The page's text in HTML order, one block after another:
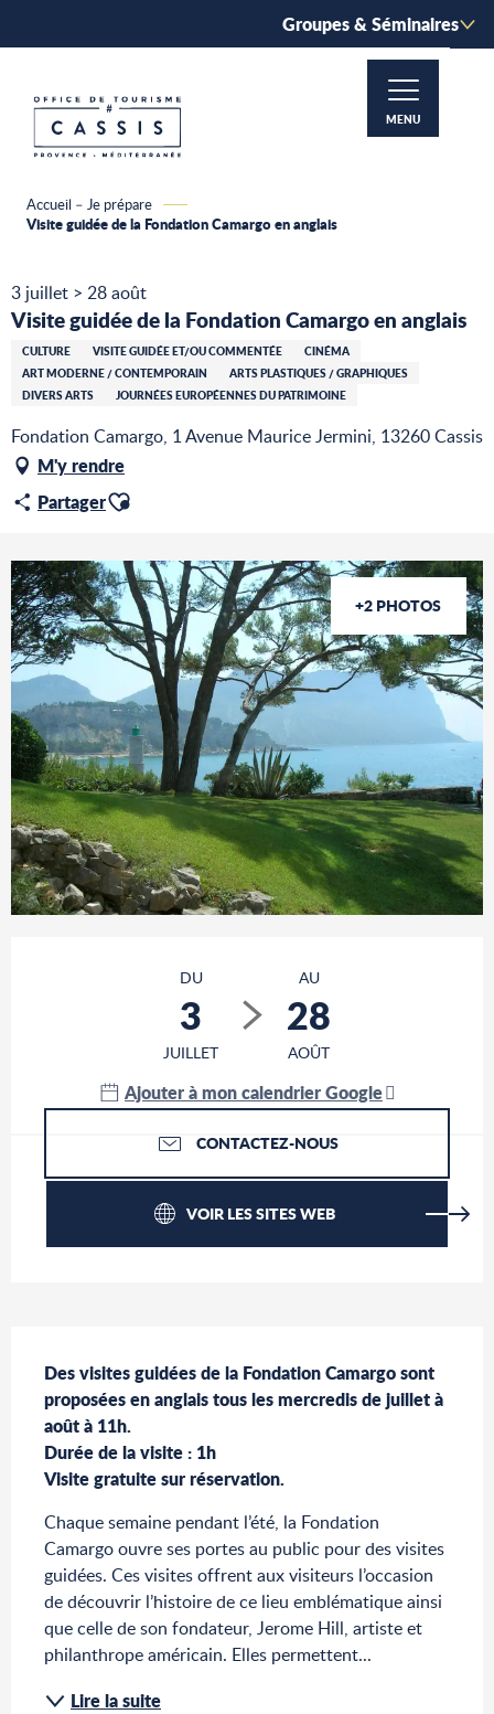
principal
Groupes & Séminaires
MENU
Accueil – Je prépare
Visite guidée de la Fondation Camargo en anglais
3 juillet > 28 août
Visite guidée de la Fondation Camargo en anglais
CULTURE VISITE GUIDÉE ET/OU COMMENTÉE
CINÉMA
ART MODERNE / CONTEMPORAIN
ARTS PLASTIQUES / GRAPHIQUES
DIVERS ARTS
JOURNÉES EUROPÉENNES DU PATRIMOINE
Fondation Camargo, 1 Avenue Maurice Jermini, 13260 Cassis
M'y rendre
PartagerAjouter aux favoris
+2 PHOTOS
DU
3
JUILLET
AU
28
AOÛT
Ajouter à mon calendrier Google
CONTACTEZ-NOUS
VOIR LES SITES WEB
Des visites guidées de la Fondation Camargo sont
proposées en anglais tous les mercredis de juillet à
août à 11h.
Durée de la visite : 1h
Visite gratuite sur réservation.
Chaque semaine pendant l’été, la Fondation
Camargo ouvre ses portes au public pour des visites
guidées. Ces visites offrent aux visiteurs l’occasion
de découvrir l’histoire de ce lieu emblématique ainsi
que celle de son fondateur, Jerome Hill, artiste et
philanthrope américain. Elles permettent...
Lire la suite